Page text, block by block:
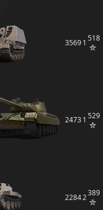
35691 518
24731 529
22842389